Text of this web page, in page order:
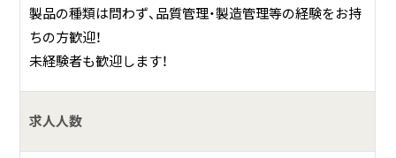
製品の種類は問わず、品質管理・製造管理等の経験をお持
ちの方歓迎！
未経験者も歓迎します！
求人人数